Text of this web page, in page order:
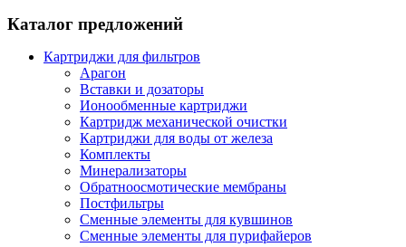
Каталог предложений
Картриджи для фильтров
Арагон
Вставки и дозаторы
Ионообменные картриджи
Картридж механической очистки
Картриджи для воды от железа
Комплекты
Минерализаторы
Обратноосмотические мембраны
Постфильтры
Сменные элементы для кувшинов
Сменные элементы для пурифайеров